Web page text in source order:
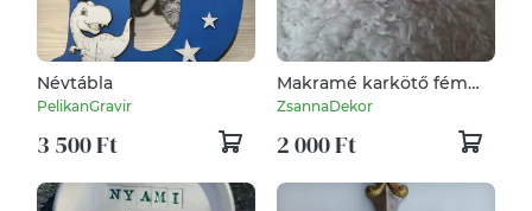
Névtábla
PelikanGravir
3 500 Ft
Makramé karkötő fém
dísszel
ZsannaDekor
2 000 Ft